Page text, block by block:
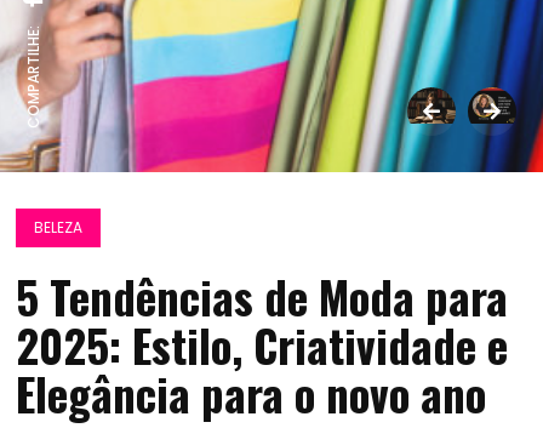
COMPARTILHE:
BELEZA
5 Tendências de Moda para
2025: Estilo, Criatividade e
Elegância para o novo ano